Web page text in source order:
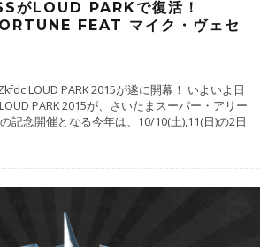
がLOUD PARKで復活！
FEAT マイク・ヴェセ
LOUD PARK 2015が遂に開幕！ いよいよ日
PARK 2015が、さいたまスーパー・アリー
記念開催となる今年は、10/10(土),11(日)の2日